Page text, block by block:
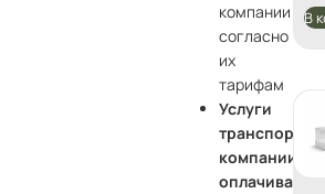
компании
согласно
их
тарифам
Услуги
компании
оплачивает
В